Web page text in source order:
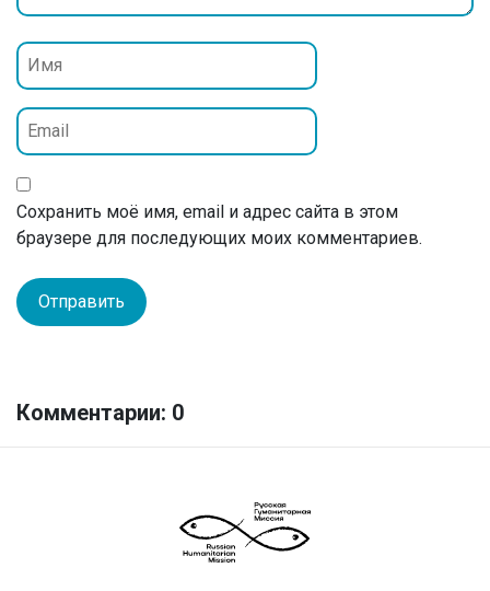
Сохранить моё имя, email и адрес сайта в этом
браузере для последующих моих комментариев.
Комментарии: 0